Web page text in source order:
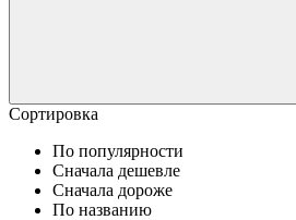
Сортировка
По популярности
Сначала дешевле
Сначала дороже
По названию